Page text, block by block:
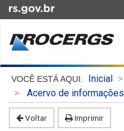
para
conteúdo
Ir
para
menu
Início
conteúdo
Inicial
Acervo de informações
Voltar Imprimir